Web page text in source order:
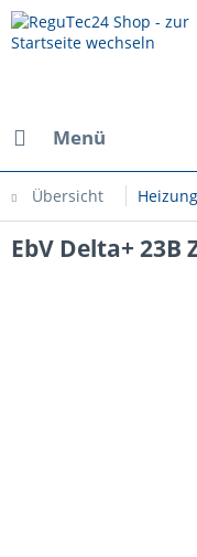
Menü
Übersicht
EbV Delta+